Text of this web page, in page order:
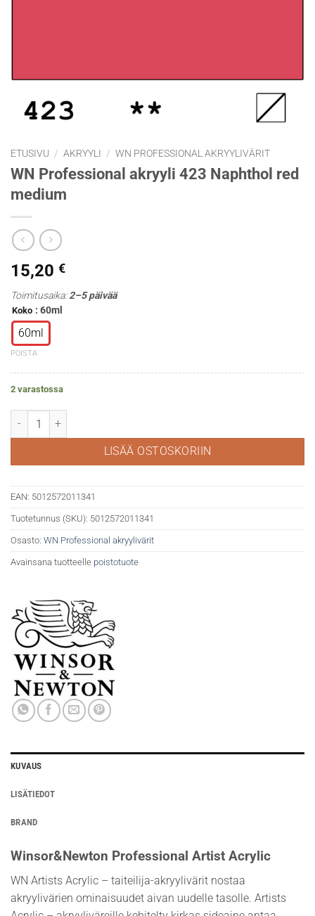
ETUSIVU / AKRYYLI / WN PROFESSIONAL AKRYYLIVÄRIT
WN Professional akryyli 423 Naphthol red
medium
15,20 €
Toimitusaika:2–5 päivää
Koko : 60ml
60ml
POISTA
2 varastossa
WN Professional akryyli 423 Naphthol red medium määrä
LISÄÄ OSTOSKORIIN
EAN: 5012572011341
Tuotetunnus (SKU): 5012572011341
Osasto: WN Professional akryylivärit
Avainsana tuotteelle poistotuote
KUVAUS
LISÄTIEDOT
BRAND
Winsor&Newton Professional Artist Acrylic
WN Artists Acrylic – taiteilija-akryylivärit nostaa
akryylivärien ominaisuudet aivan uudelle tasolle. Artists